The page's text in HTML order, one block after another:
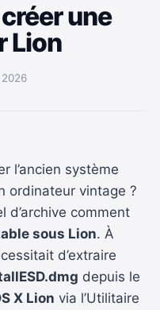
une
Lion
l’ancien système
ordinateur vintage ?
d’archive comment
sous Lion. À
d’extraire
depuis le
X Lion via l’Utilitaire